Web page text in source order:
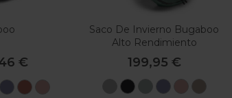
€
VerdeAzulRojo
Saco De Invierno Bugaboo
Alto Rendimiento
199,95 €
GrisNegro
VerdeAzulRosaDune